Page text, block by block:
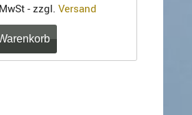
- zzgl. Versand